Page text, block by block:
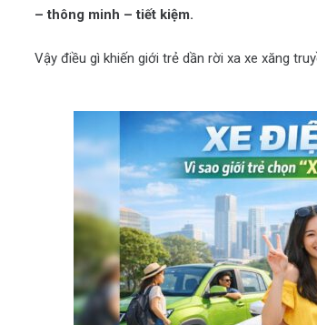
– thông minh – tiết kiệm.
Vậy điều gì khiến giới trẻ dần rời xa xe xăng